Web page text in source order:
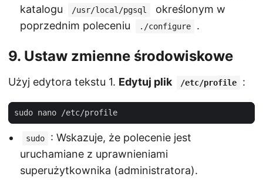
katalogu
/usr/local/pgsql
określonym w
poprzednim poleceniu
./configure .
9. Ustaw zmienne środowiskowe
Użyj edytora tekstu 1. Edytuj plik /etc/profile :
sudo
: Wskazuje, że polecenie jest
uruchamiane z uprawnieniami
superużytkownika (administratora).